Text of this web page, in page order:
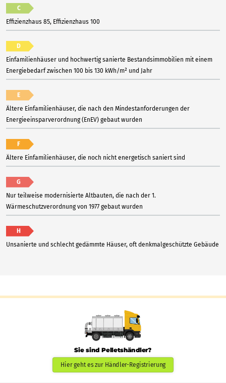
C
Effizienzhaus 85, Effizienzhaus 100
D
Einfamilienhäuser und hochwertig sanierte Bestandsimmobilien mit einem
Energiebedarf zwischen 100 bis 130 kWh/m² und Jahr
E
Ältere Einfamilienhäuser, die nach den Mindestanforderungen der
Energieeinsparverordnung (EnEV) gebaut wurden
F
Ältere Einfamilienhäuser, die noch nicht energetisch saniert sind
G
Nur teilweise modernisierte Altbauten, die nach der 1.
Wärmeschutzverordnung von 1977 gebaut wurden
H
Unsanierte und schlecht gedämmte Häuser, oft denkmalgeschützte Gebäude
Sie sind Pelletshändler?
Hier geht es zur Händler-Registrierung